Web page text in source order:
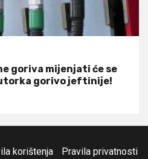
goriva mijenjati će se
gorivo jeftinije!
korištenja Pravila privatnosti